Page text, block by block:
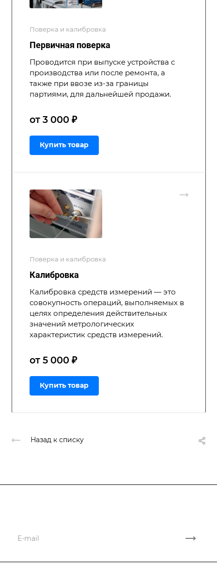
Поверка и калибровка
Первичная поверка
Проводится при выпуске устройства с
производства или после ремонта, а
также при ввозе из-за границы
партиями, для дальнейшей продажи.
от 3 000 ₽
Купить товар
Поверка и калибровка
Калибровка
Калибровка средств измерений — это
совокупность операций, выполняемых в
целях определения действительных
значений метрологических
характеристик средств измерений.
от 5 000 ₽
Купить товар
Назад к списку